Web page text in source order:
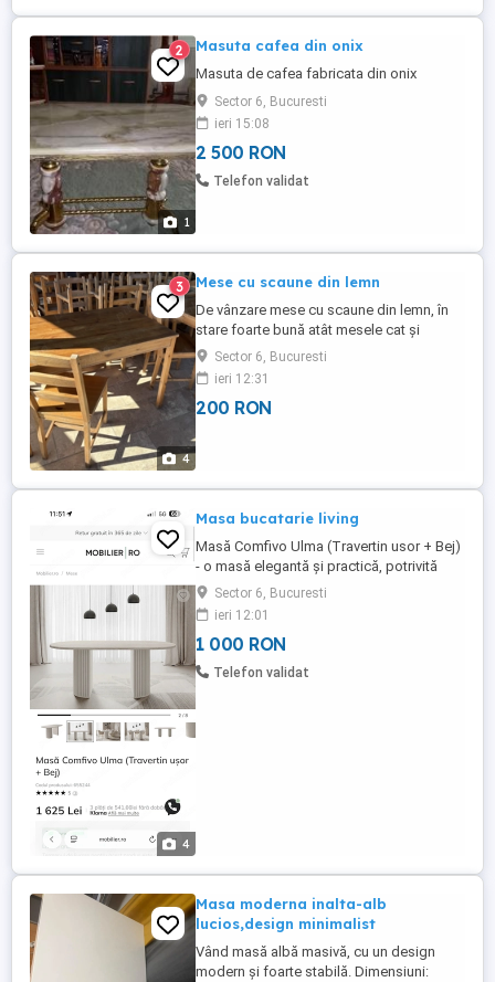
1
2 Masuta cafea din onix
Masuta de cafea fabricata din onix
Sector 6, Bucuresti
ieri 15:08
2 500 RON
Telefon validat
4
3 Mese cu scaune din lemn
De vânzare mese cu scaune din lemn, în
stare foarte bună atât mesele cat și
scaunele
Sector 6, Bucuresti
ieri 12:31
200 RON
4
Masa bucatarie living
Masă Comfivo Ulma (Travertin usor + Bej)
- o masă elegantă și practică, potrivită
pentru bucătărie sau living. Construcția din
travertin ușor și nuanța bej se potrivesc
perfect în orice decor modern.
Sector 6, Bucuresti
ieri 12:01
1 000 RON
Telefon validat
Masa moderna inalta-alb
lucios,design minimalist
Vând masă albă masivă, cu un design
modern și foarte stabilă. Dimensiuni: